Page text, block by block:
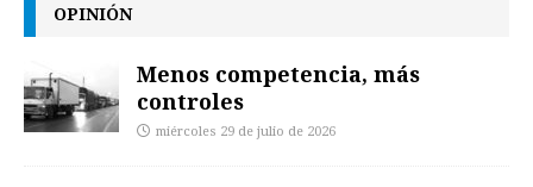
OPINIÓN
Menos competencia, más
controles
miércoles 29 de julio de 2026